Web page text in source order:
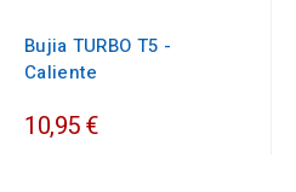
Bujia TURBO T5 -
Caliente
10,95 €